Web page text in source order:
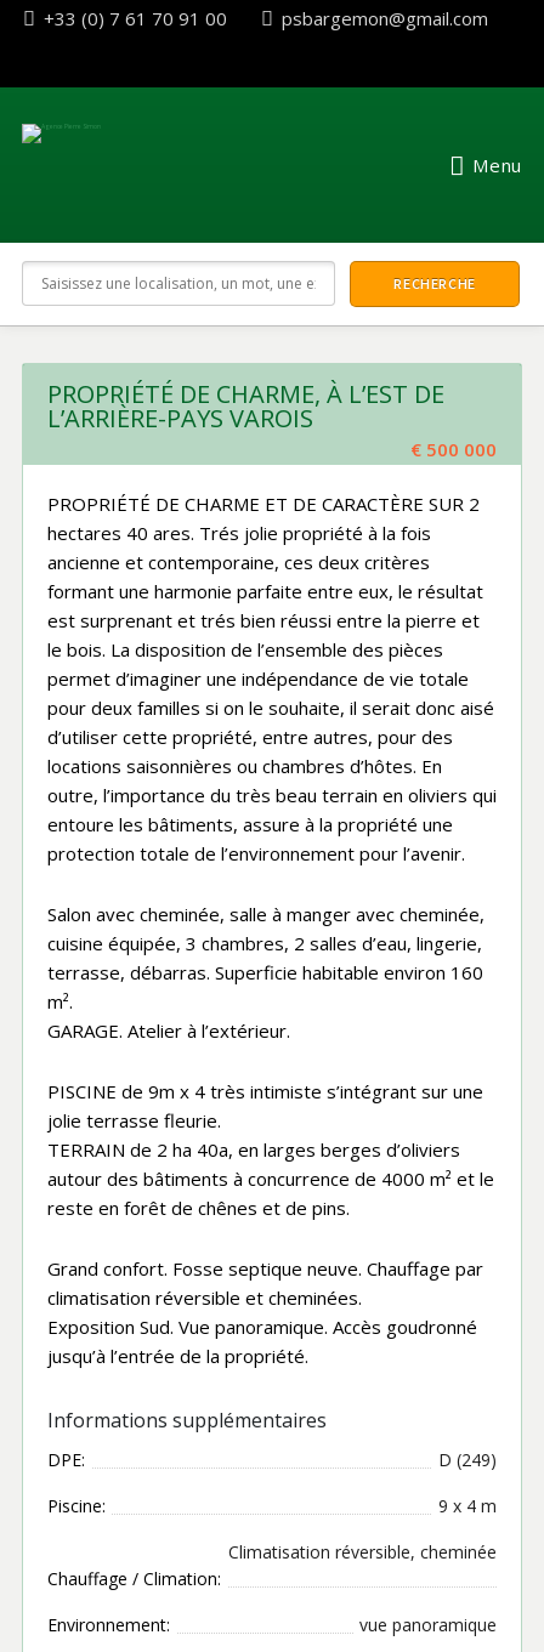
+33 (0) 7 61 70 91 00 psbargemon@gmail.com
Menu
PROPRIÉTÉ DE CHARME, À L’EST DE
L’ARRIÈRE-PAYS VAROIS
€ 500 000
PROPRIÉTÉ DE CHARME ET DE CARACTÈRE SUR 2
hectares 40 ares. Trés jolie propriété à la fois
ancienne et contemporaine, ces deux critères
formant une harmonie parfaite entre eux, le résultat
est surprenant et trés bien réussi entre la pierre et
le bois. La disposition de l’ensemble des pièces
permet d’imaginer une indépendance de vie totale
pour deux familles si on le souhaite, il serait donc aisé
d’utiliser cette propriété, entre autres, pour des
locations saisonnières ou chambres d’hôtes. En
outre, l’importance du très beau terrain en oliviers qui
entoure les bâtiments, assure à la propriété une
protection totale de l’environnement pour l’avenir.
Salon avec cheminée, salle à manger avec cheminée,
cuisine équipée, 3 chambres, 2 salles d’eau, lingerie,
terrasse, débarras. Superficie habitable environ 160
m².
GARAGE. Atelier à l’extérieur.
PISCINE de 9m x 4 très intimiste s’intégrant sur une
jolie terrasse fleurie.
TERRAIN de 2 ha 40a, en larges berges d’oliviers
autour des bâtiments à concurrence de 4000 m² et le
reste en forêt de chênes et de pins.
Grand confort. Fosse septique neuve. Chauffage par
climatisation réversible et cheminées.
Exposition Sud. Vue panoramique. Accès goudronné
jusqu’à l’entrée de la propriété.
Informations supplémentaires
D (249)
DPE:
9 x 4 m
Piscine:
Climatisation réversible, cheminée
Chauffage / Climation:
vue panoramique
Environnement: